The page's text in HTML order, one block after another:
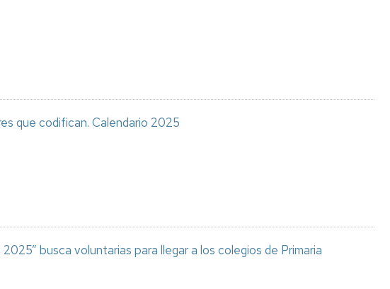
que codifican. Calendario 2025
busca voluntarias para llegar a los colegios de Primaria